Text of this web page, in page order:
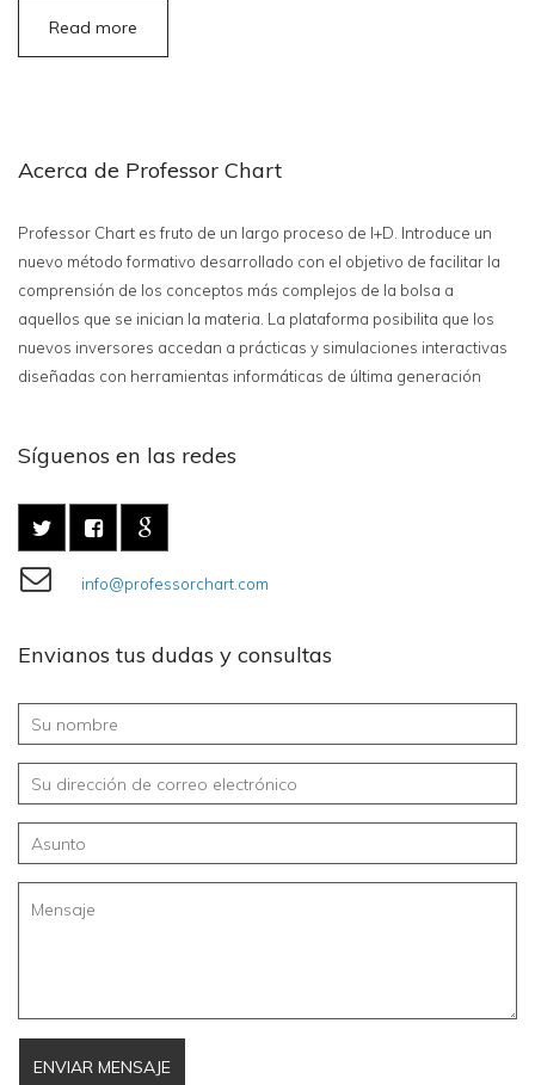
Read more
Acerca de Professor Chart
Professor Chart es fruto de un largo proceso de I+D. Introduce un
nuevo método formativo desarrollado con el objetivo de facilitar la
comprensión de los conceptos más complejos de la bolsa a
aquellos que se inician la materia. La plataforma posibilita que los
nuevos inversores accedan a prácticas y simulaciones interactivas
diseñadas con herramientas informáticas de última generación
Síguenos en las redes
info@professorchart.com
Envianos tus dudas y consultas